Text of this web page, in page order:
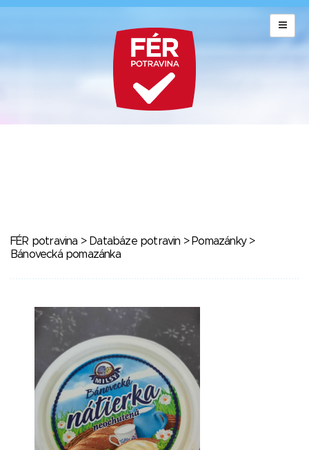
FÉR potravina > Databáze potravin > Pomazánky>
Bánovecká pomazánka